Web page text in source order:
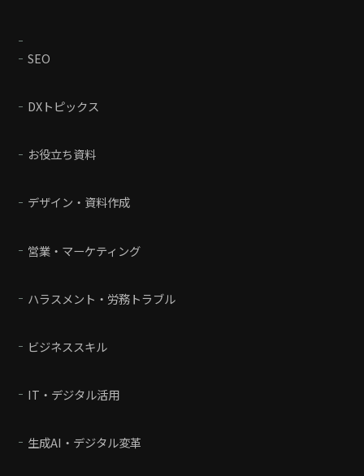
SEO
DXトピックス
お役立ち資料
デザイン・資料作成
営業・マーケティング
ハラスメント・労務トラブル
ビジネススキル
IT・デジタル活用
生成AI・デジタル変革